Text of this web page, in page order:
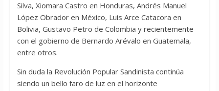
Silva, Xiomara Castro en Honduras, Andrés Manuel
López Obrador en México, Luis Arce Catacora en
Bolivia, Gustavo Petro de Colombia y recientemente
con el gobierno de Bernardo Arévalo en Guatemala,
entre otros.
Sin duda la Revolución Popular Sandinista continúa
siendo un bello faro de luz en el horizonte